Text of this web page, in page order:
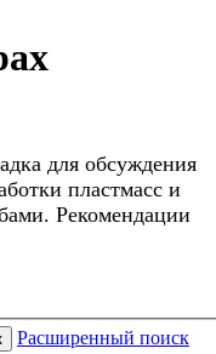
для обсуждения
пластмасс и
Рекомендации
Расширенный поиск